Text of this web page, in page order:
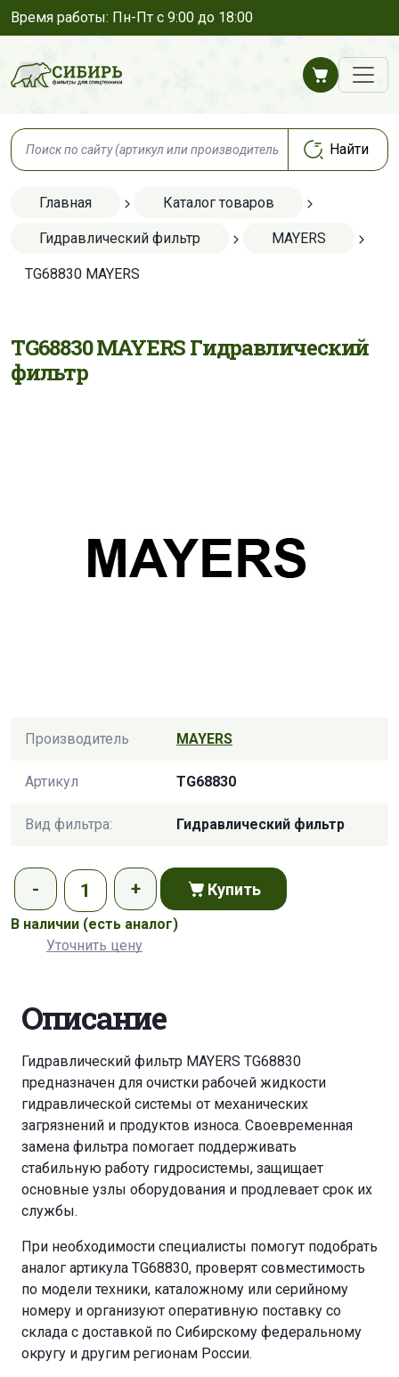
Время работы: Пн-Пт с 9:00 до 18:00
Главная Каталог товаров
Гидравлический фильтр MAYERS
TG68830 MAYERS
TG68830 MAYERS Гидравлический
фильтр
Производитель MAYERS
Артикул TG68830
Вид фильтра: Гидравлический фильтр
Купить
В наличии (есть аналог)
Уточнить цену
Описание
Гидравлический фильтр MAYERS TG68830
предназначен для очистки рабочей жидкости
гидравлической системы от механических
загрязнений и продуктов износа. Своевременная
замена фильтра помогает поддерживать
стабильную работу гидросистемы, защищает
основные узлы оборудования и продлевает срок их
службы.
При необходимости специалисты помогут подобрать
аналог артикула TG68830, проверят совместимость
по модели техники, каталожному или серийному
номеру и организуют оперативную поставку со
склада с доставкой по Сибирскому федеральному
округу и другим регионам России.